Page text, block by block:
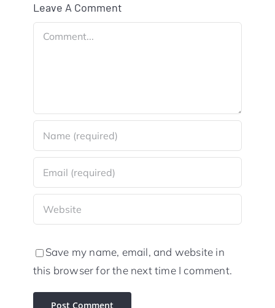
Leave A Comment
Comment
Save my name, email, and website in
this browser for the next time I comment.